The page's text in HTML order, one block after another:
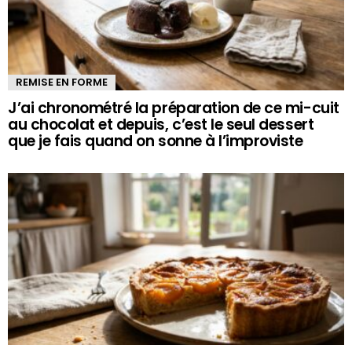
REMISE EN FORME
J’ai chronométré la préparation de ce mi-cuit
au chocolat et depuis, c’est le seul dessert
que je fais quand on sonne à l’improviste